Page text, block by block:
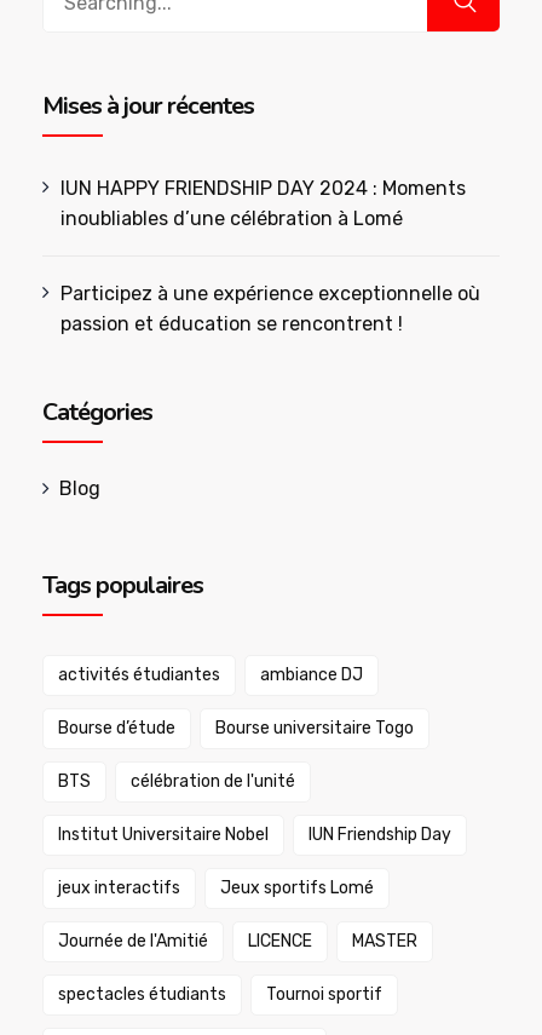
Mises à jour récentes
IUN HAPPY FRIENDSHIP DAY 2024 : Moments
inoubliables d’une célébration à Lomé
Participez à une expérience exceptionnelle où
passion et éducation se rencontrent !
Catégories
Blog
Tags populaires
activités étudiantes ambiance DJ
Bourse d’étude Bourse universitaire Togo
BTS célébration de l'unité
Institut Universitaire Nobel IUN Friendship Day
jeux interactifs Jeux sportifs Lomé
Journée de l'Amitié LICENCE MASTER
spectacles étudiants Tournoi sportif